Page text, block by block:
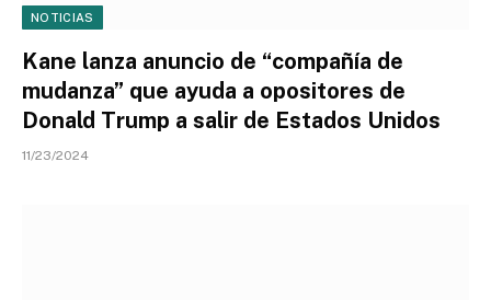
NOTICIAS
Kane lanza anuncio de “compañía de
mudanza” que ayuda a opositores de
Donald Trump a salir de Estados Unidos
11/23/2024